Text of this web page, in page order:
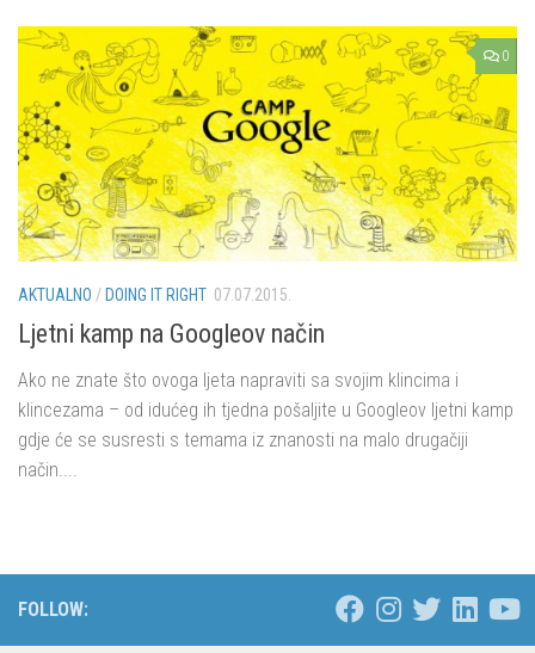
0
AKTUALNO / DOING IT RIGHT 07.07.2015.
Ljetni kamp na Googleov način
Ako ne znate što ovoga ljeta napraviti sa svojim klincima i
klincezama – od idućeg ih tjedna pošaljite u Googleov ljetni kamp
gdje će se susresti s temama iz znanosti na malo drugačiji
način....
FOLLOW: